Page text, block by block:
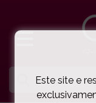
Este site e